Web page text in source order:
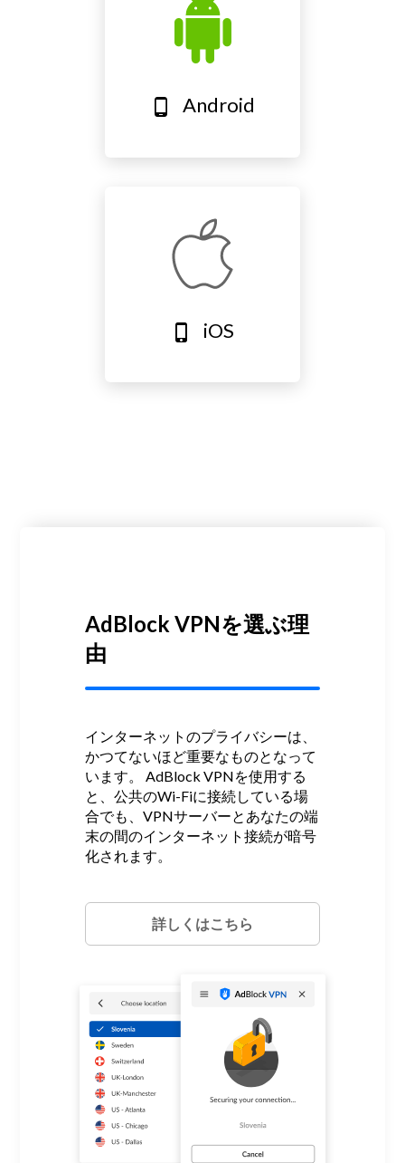
phone_android Android
phone_iphone iOS
AdBlock VPNを選ぶ理
由
インターネットのプライバシーは、
かつてないほど重要なものとなって
います。
AdBlock VPNを使用する
と、公共のWi-Fiに接続している場
合でも、VPNサーバーとあなたの端
末の間のインターネット接続が暗号
化されます。
詳しくはこちら